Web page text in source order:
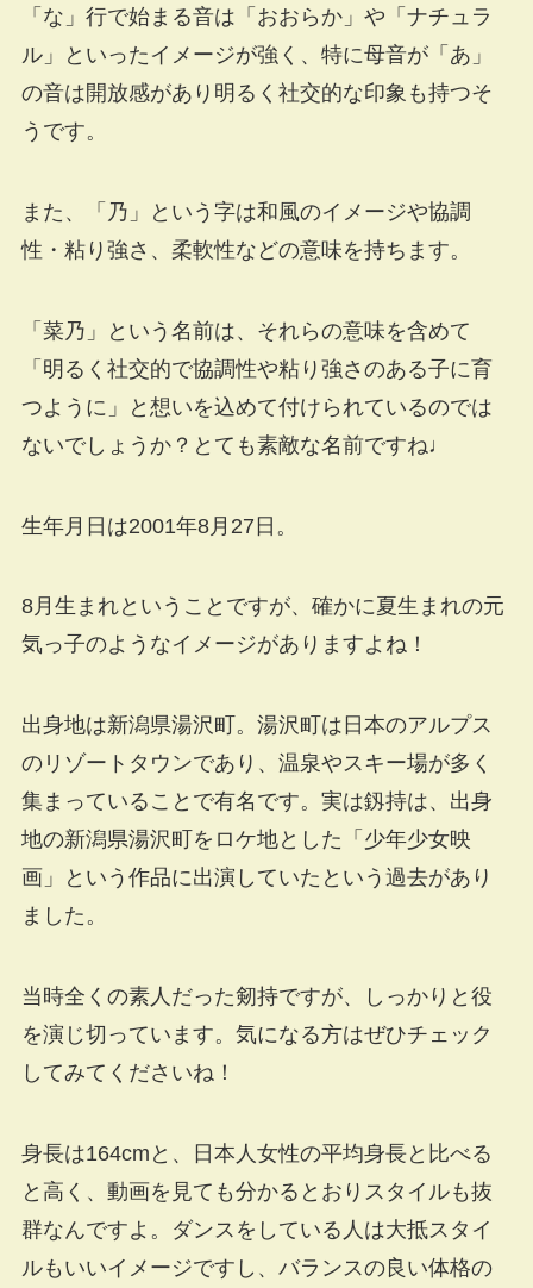
「な」行で始まる音は「おおらか」や「ナチュラ
ル」といったイメージが強く、特に母音が「あ」
の音は開放感があり明るく社交的な印象も持つそ
うです。
また、「乃」という字は和風のイメージや協調
性・粘り強さ、柔軟性などの意味を持ちます。
「菜乃」という名前は、それらの意味を含めて
「明るく社交的で協調性や粘り強さのある子に育
つように」と想いを込めて付けられているのでは
ないでしょうか？とても素敵な名前ですね♩
生年月日は2001年8月27日。
8月生まれということですが、確かに夏生まれの元
気っ子のようなイメージがありますよね！
出身地は新潟県湯沢町。湯沢町は日本のアルプス
のリゾートタウンであり、温泉やスキー場が多く
集まっていることで有名です。実は釼持は、出身
地の新潟県湯沢町をロケ地とした「少年少女映
画」という作品に出演していたという過去があり
ました。
当時全くの素人だった剱持ですが、しっかりと役
を演じ切っています。気になる方はぜひチェック
してみてくださいね！
身長は164cmと、日本人女性の平均身長と比べる
と高く、動画を見ても分かるとおりスタイルも抜
群なんですよ。ダンスをしている人は大抵スタイ
ルもいいイメージですし、バランスの良い体格の